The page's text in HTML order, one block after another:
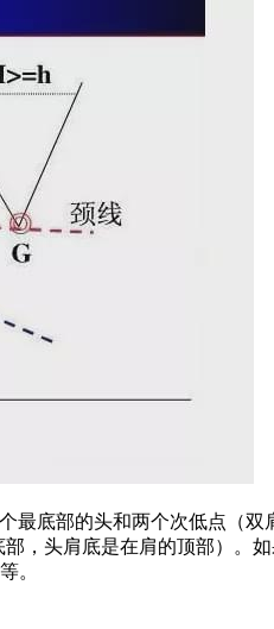
底部的头和两个次低点（双
，头肩底是在肩的顶部）。
。